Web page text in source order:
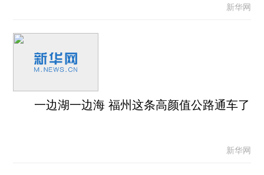
新华网
一边湖一边海 福州这条高颜值公路通车了
新华网